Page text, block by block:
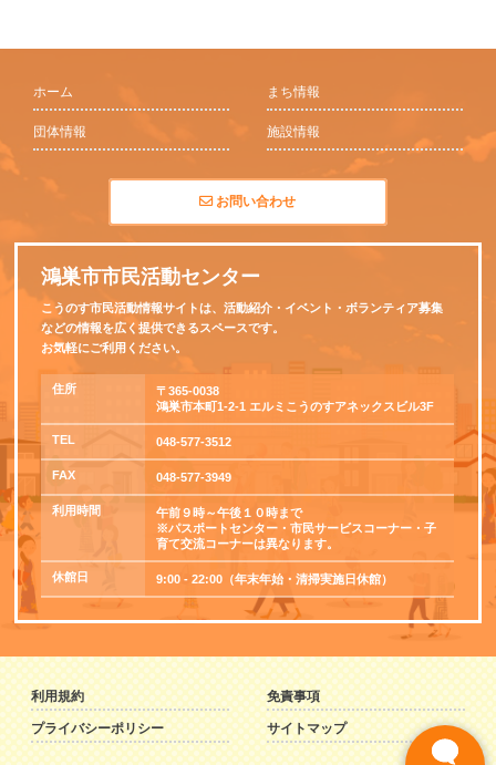
ホーム まち情報
団体情報 施設情報
お問い合わせ
鴻巣市市民活動センター
こうのす市民活動情報サイトは、活動紹介・イベント・ボランティア募集
などの情報を広く提供できるスペースです。
お気軽にご利用ください。
住所
〒365-0038
鴻巣市本町1-2-1 エルミこうのすアネックスビル3F
TEL 048-577-3512
FAX 048-577-3949
利用時間
午前９時～午後１０時まで
※パスポートセンター・市民サービスコーナー・子
育て交流コーナーは異なります。
休館日 9:00 - 22:00（年末年始・清掃実施日休館）
利用規約 免責事項
プライバシーポリシー サイトマップ